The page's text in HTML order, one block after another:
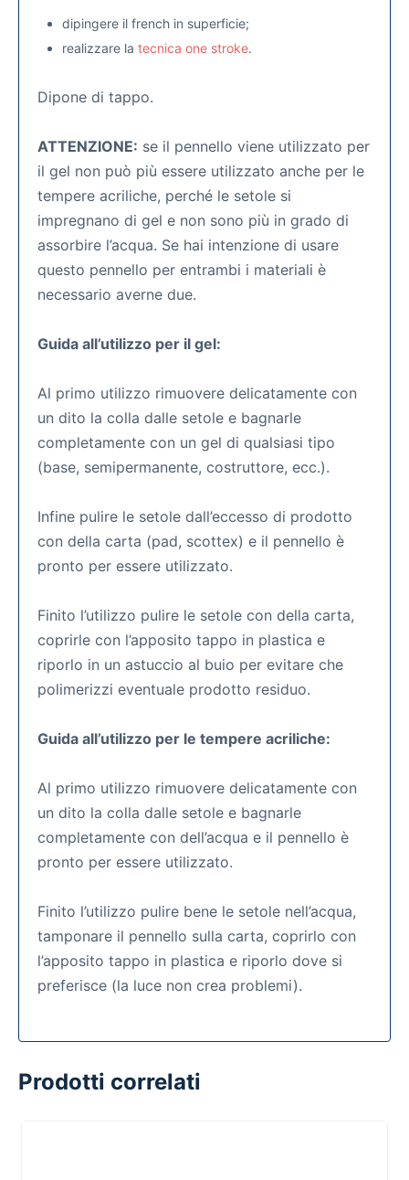
dipingere il french in superficie;
realizzare la tecnica one stroke.
Dipone di tappo.
ATTENZIONE: se il pennello viene utilizzato per
il gel non può più essere utilizzato anche per le
tempere acriliche, perché le setole si
impregnano di gel e non sono più in grado di
assorbire l’acqua. Se hai intenzione di usare
questo pennello per entrambi i materiali è
necessario averne due.
Guida all’utilizzo per il gel:
Al primo utilizzo rimuovere delicatamente con
un dito la colla dalle setole e bagnarle
completamente con un gel di qualsiasi tipo
(base, semipermanente, costruttore, ecc.).
Infine pulire le setole dall’eccesso di prodotto
con della carta (pad, scottex) e il pennello è
pronto per essere utilizzato.
Finito l’utilizzo pulire le setole con della carta,
coprirle con l’apposito tappo in plastica e
riporlo in un astuccio al buio per evitare che
polimerizzi eventuale prodotto residuo.
Guida all’utilizzo per le tempere acriliche:
Al primo utilizzo rimuovere delicatamente con
un dito la colla dalle setole e bagnarle
completamente con dell’acqua e il pennello è
pronto per essere utilizzato.
Finito l’utilizzo pulire bene le setole nell’acqua,
tamponare il pennello sulla carta, coprirlo con
l’apposito tappo in plastica e riporlo dove si
preferisce (la luce non crea problemi).
Prodotti correlati